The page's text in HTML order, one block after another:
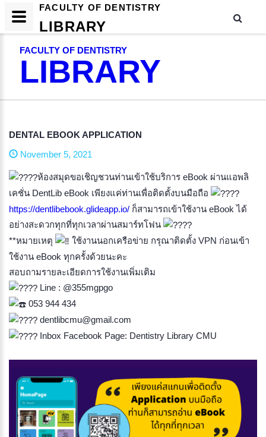
FACULTY OF DENTISTRY
LIBRARY
DENTAL EBOOK APPLICATION
November 5, 2021
ห้องสมุดขอเชิญชวนท่านเข้าใช้บริการ eBook ผ่านแอพลิ
เคชั่น DentLib eBook เพียงแค่ท่านเพื่อติดตั้งบนมือถือ
https://dentlibebook.glideapp.io/ ก็สามารถเข้าใช้งาน eBook ได้
อย่างสะดวกทุกที่ทุกเวลาผ่านสมาร์ทโฟน
**หมายเหตุ
ใช้งานนอกเครือข่าย กรุณาติดตั้ง VPN ก่อนเข้า
ใช้งาน eBook ทุกครั้งด้วยนะคะ
สอบถามรายละเอียดการใช้งานเพิ่มเติม
Line : @355mgpgo
053 944 434
dentlibcmu@gmail.com
Inbox Facebook Page: Dentistry Library CMU
FACULTY OF DENTISTRY
LIBRARY